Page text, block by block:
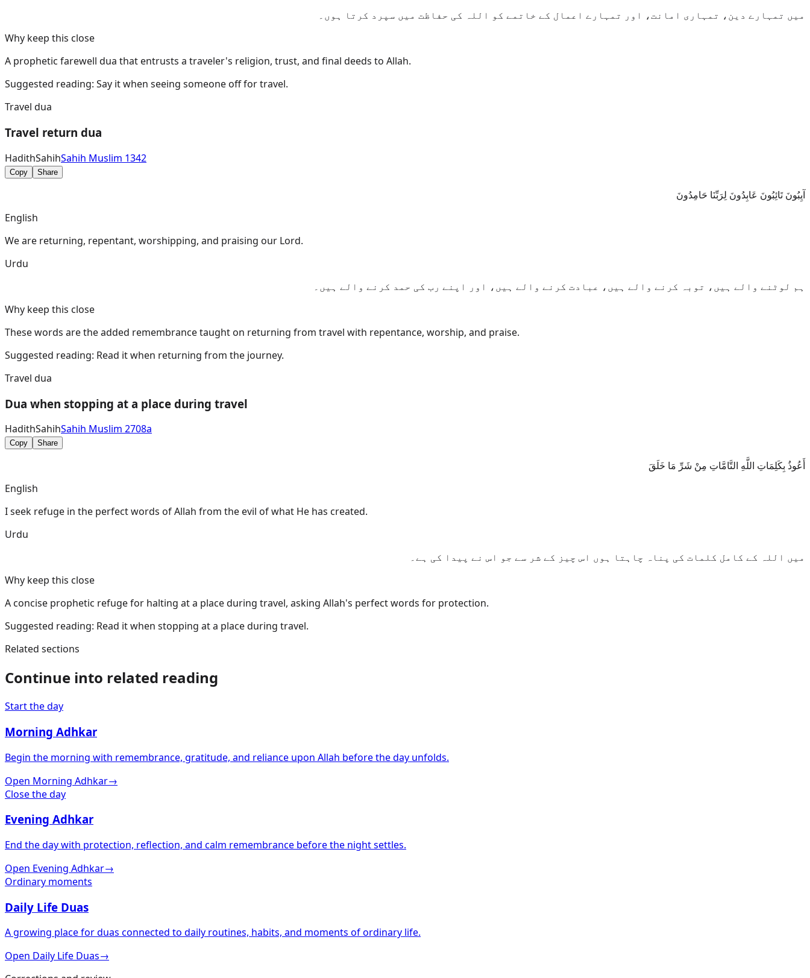
میں تمہارے دین، تمہاری امانت، اور تمہارے اعمال کے خاتمے کو اللہ کی حفاظت میں سپرد کرتا ہوں۔
Why keep this close
A prophetic farewell dua that entrusts a traveler's religion, trust, and final deeds to Allah.
Suggested reading: Say it when seeing someone off for travel.
Travel dua
Travel return dua
HadithSahihSahih Muslim 1342
Copy Share
آيِبُونَ تَائِبُونَ عَابِدُونَ لِرَبِّنَا حَامِدُونَ
English
We are returning, repentant, worshipping, and praising our Lord.
Urdu
ہم لوٹنے والے ہیں، توبہ کرنے والے ہیں، عبادت کرنے والے ہیں، اور اپنے رب کی حمد کرنے والے ہیں۔
Why keep this close
These words are the added remembrance taught on returning from travel with repentance, worship, and praise.
Suggested reading: Read it when returning from the journey.
Travel dua
Dua when stopping at a place during travel
HadithSahihSahih Muslim 2708a
Copy Share
أَعُوذُ بِكَلِمَاتِ اللَّهِ التَّامَّاتِ مِنْ شَرِّ مَا خَلَقَ
English
I seek refuge in the perfect words of Allah from the evil of what He has created.
Urdu
میں اللہ کے کامل کلمات کی پناہ چاہتا ہوں اس چیز کے شر سے جو اس نے پیدا کی ہے۔
Why keep this close
A concise prophetic refuge for halting at a place during travel, asking Allah's perfect words for protection.
Suggested reading: Read it when stopping at a place during travel.
Related sections
Continue into related reading
Start the day
Morning Adhkar
Begin the morning with remembrance, gratitude, and reliance upon Allah before the day unfolds.
Open Morning Adhkar→
Close the day
Evening Adhkar
End the day with protection, reflection, and calm remembrance before the night settles.
Open Evening Adhkar→
Ordinary moments
Daily Life Duas
A growing place for duas connected to daily routines, habits, and moments of ordinary life.
Open Daily Life Duas→